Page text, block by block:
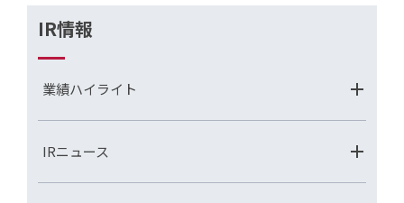
IR情報
業績ハイライト
IRニュース